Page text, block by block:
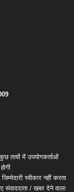
तत्वों में उपयोगकर्ताओं
स्वीकार नहीं करता
संवाददाता / खबर देने वाला